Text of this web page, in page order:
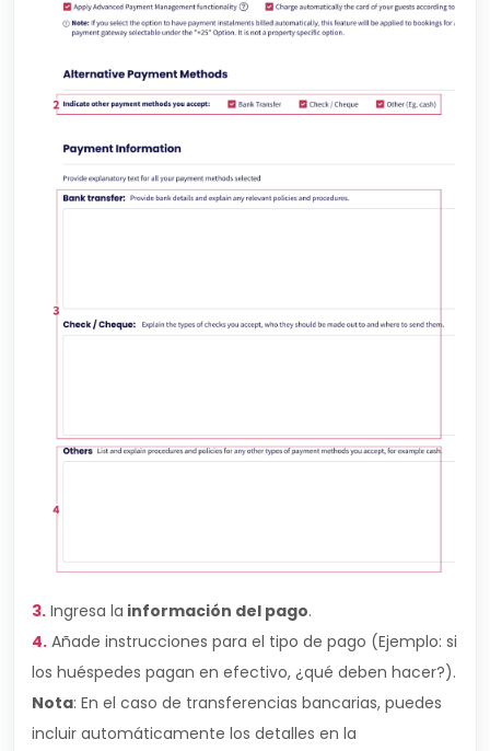
3. Ingresa la información del pago.
4. Añade instrucciones para el tipo de pago (Ejemplo: si
los huéspedes pagan en efectivo, ¿qué deben hacer?).
Nota: En el caso de transferencias bancarias, puedes
incluir automáticamente los detalles en la